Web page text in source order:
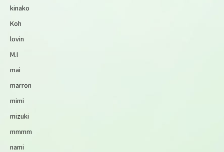
kinako
Koh
lovin
M.I
mai
marron
mimi
mizuki
mmmm
nami